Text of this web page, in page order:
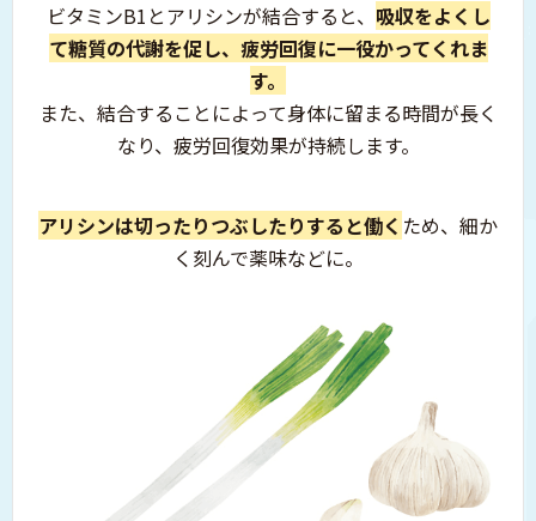
ビタミンB1とアリシンが結合すると、 吸収をよくし
て糖質の代謝を促し、 疲労回復に一役かってくれま
す。
また、結合することによって身体に留まる時間が長く
なり、 疲労回復効果が持続します。
アリシンは切ったりつぶしたりすると働く ため、 細か
く刻んで薬味などに。